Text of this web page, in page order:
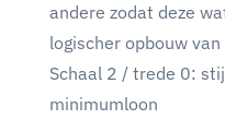
andere zodat deze
logischer opbouw
Schaal 2 / trede 0:
minimumloon